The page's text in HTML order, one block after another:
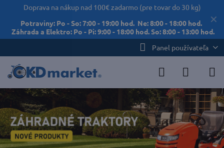
✕
Doprava na nákup nad 100€ zadarmo (pre tovar do 30 kg)
Potraviny: Po - So: 7:00 - 19:00 hod. Ne: 8:00 - 18:00 hod.
Záhrada a Elektro: Po - Pi: 9:00 - 18:00 hod. So: 8:00 - 13:00 hod.
Panel používateľa